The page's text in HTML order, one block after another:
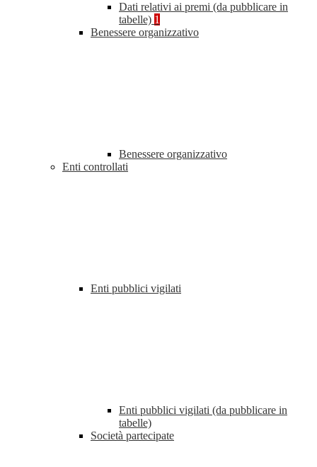
Dati relativi ai premi (da pubblicare in
tabelle) 1
Benessere organizzativo
Benessere organizzativo
Enti controllati
Enti pubblici vigilati
Enti pubblici vigilati (da pubblicare in
tabelle)
Società partecipate